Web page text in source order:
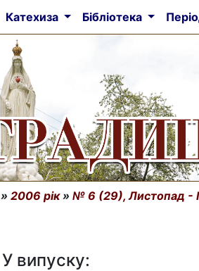
Катехиза Бібліотека
» 2006 рік» № 6 (29), Листопад -
У випуску: